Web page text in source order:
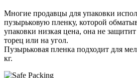
Многие продавцы для упаковки
пузырьковую пленку, которой
упаковки низкая цена, она не
торец или на угол.
Пузырьковая пленка подходит для
кг.